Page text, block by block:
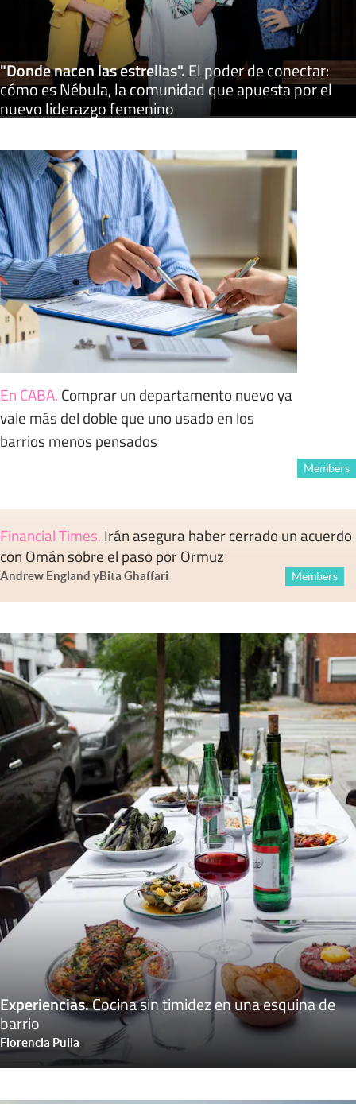
"Donde nacen las estrellas".El poder de conectar:
cómo es Nébula, la comunidad que apuesta por el
nuevo liderazgo femenino
En CABA. Comprar un departamento nuevo ya
vale más del doble que uno usado en los
barrios menos pensados
Members
Financial Times. Irán asegura haber cerrado un acuerdo
con Omán sobre el paso por Ormuz
Andrew England yBita Ghaffari Members
Experiencias.Cocina sin timidez en una esquina de
barrio
Florencia Pulla